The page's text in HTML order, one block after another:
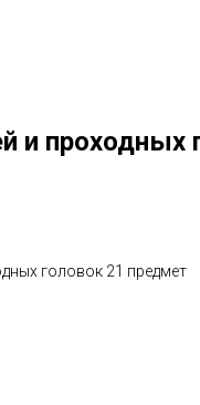
и проходных
головок 21 предмет